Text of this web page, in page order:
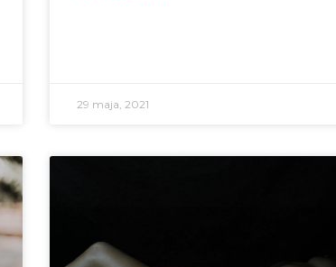
29 maja, 2021